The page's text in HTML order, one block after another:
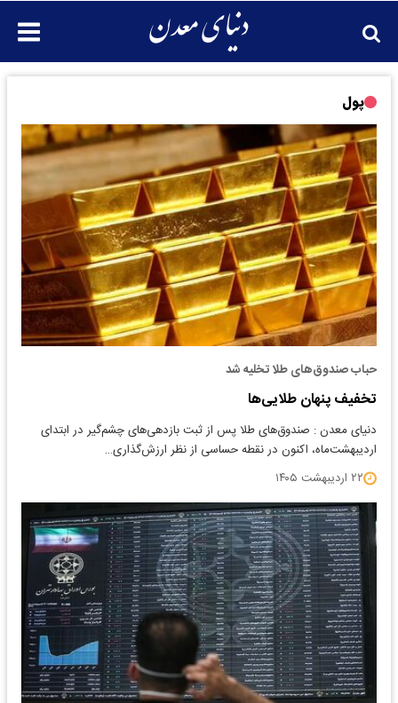
پول
حباب صندوق‌های طلا تخلیه شد
تخفیف پنهان طلایی‌ها
دنیای معدن : صندوق‌های طلا پس از ثبت بازدهی‌های چشم‌گیر در ابتدای
اردیبهشت‌ماه، اکنون در نقطه حساسی از نظر ارزش‌گذاری…
۲۲ اردیبهشت ۱۴۰۵